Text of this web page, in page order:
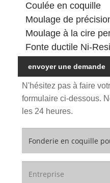
Coulée en coquille
Moulage de
Moulage à la cire
Fonte ductile Ni-
envoyer une demande
N'hésitez pas à faire
formulaire ci-dessous.
les 24 heures.